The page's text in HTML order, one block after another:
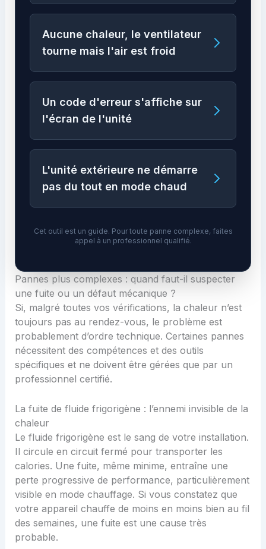
Aucune chaleur, le ventilateur
tourne mais l'air est froid
Un code d'erreur s'affiche sur
l'écran de l'unité
L'unité extérieure ne démarre
pas du tout en mode chaud
Cet outil est un guide. Pour toute panne complexe, faites
appel à un professionnel qualifié.
Pannes plus complexes : quand faut-il suspecter
une fuite ou un défaut mécanique ?
Si, malgré toutes vos vérifications, la chaleur n’est
toujours pas au rendez-vous, le problème est
probablement d’ordre technique. Certaines pannes
nécessitent des compétences et des outils
spécifiques et ne doivent être gérées que par un
professionnel certifié.
La fuite de fluide frigorigène : l’ennemi invisible de la
chaleur
Le fluide frigorigène est le sang de votre installation.
Il circule en circuit fermé pour transporter les
calories. Une fuite, même minime, entraîne une
perte progressive de performance, particulièrement
visible en mode chauffage. Si vous constatez que
votre appareil chauffe de moins en moins bien au fil
des semaines, une fuite est une cause très
probable.